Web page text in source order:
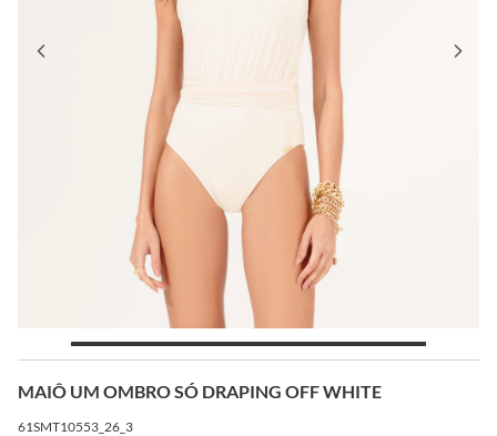
MAIÔ UM OMBRO SÓ DRAPING OFF WHITE
61SMT10553_26_3